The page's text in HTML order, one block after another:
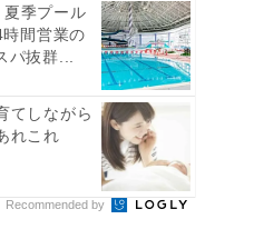
夏季プール
間営業の
パ抜群...
てしながら
れこれ
Recommended by